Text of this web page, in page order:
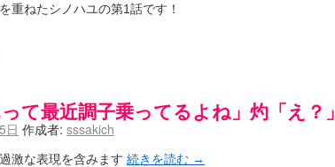
重ねたシノハユの第1話です！
て最近調子乗ってるよね」灼「え？」
日 作成者: sssakich
激な表現を含みます 続きを読む →